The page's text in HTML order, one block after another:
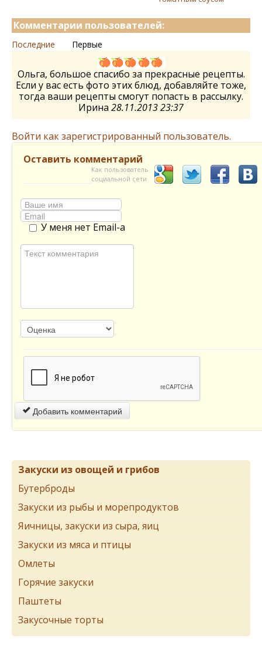
Комментарии пользователей:
Последние Первые
Ольга, большое спасибо за прекрасные рецепты.
Если у вас есть фото этих блюд, добавляйте тоже,
тогда ваши рецепты смогут попасть в рассылку.
Ирина 28.11.2013 23:37
Войти как зарегистрированный пользователь.
Оставить комментарий
Как пользователь
социальной сети
У меня нет Email-а
Добавить комментарий
Закуски из овощей и грибов
Бутерброды
Закуски из рыбы и морепродуктов
Яичницы, закуски из сыра, яиц
Закуски из мяса и птицы
Омлеты
Горячие закуски
Паштеты
Закусочные торты